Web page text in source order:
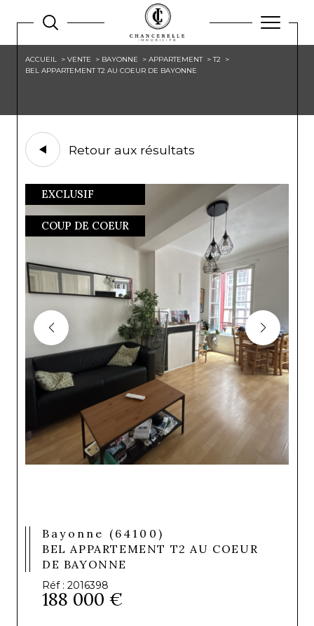
ACCUEIL VENTE BAYONNE APPARTEMENT
T2
BEL APPARTEMENT T2 AU COEUR DE BAYONNE
Retour aux résultats
EXCLUSIF
COUP DE COEUR
Bayonne (64100)
BEL APPARTEMENT T2 AU COEUR
DE BAYONNE
Réf : 2016398
188 000 €